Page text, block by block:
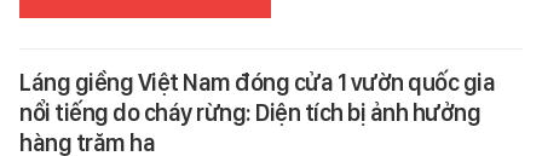
Láng giềng Việt Nam đóng cửa 1 vườn quốc gia
nổi tiếng do cháy rừng: Diện tích bị ảnh hưởng
hàng trăm ha